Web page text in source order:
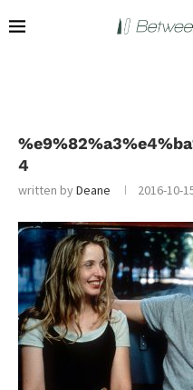
4
written byDeane 2016-10-